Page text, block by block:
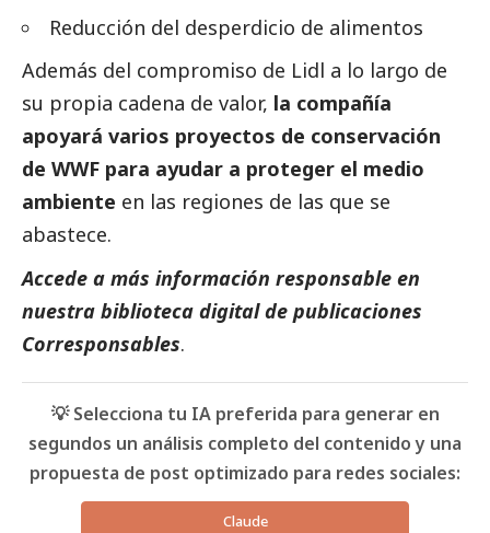
Reducción del desperdicio de alimentos
Además del compromiso de Lidl a lo largo de
su propia cadena de valor, la compañía
apoyará varios proyectos de conservación
de WWF para ayudar a proteger el medio
ambiente en las regiones de las que se
abastece.
Accede a más información responsable en
nuestra biblioteca digital de publicaciones
Corresponsables.
💡 Selecciona tu IA preferida para generar en
segundos un análisis completo del contenido y una
propuesta de post optimizado para redes sociales:
Claude